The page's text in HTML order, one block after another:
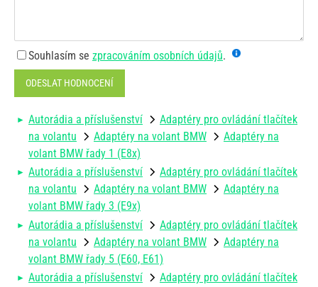
Souhlasím se zpracováním osobních údajů.
ODESLAT HODNOCENÍ
Autorádia a příslušenství
Adaptéry pro ovládání tlačítek
na volantu
Adaptéry na volant BMW
Adaptéry na
volant BMW řady 1 (E8x)
Autorádia a příslušenství
Adaptéry pro ovládání tlačítek
na volantu
Adaptéry na volant BMW
Adaptéry na
volant BMW řady 3 (E9x)
Autorádia a příslušenství
Adaptéry pro ovládání tlačítek
na volantu
Adaptéry na volant BMW
Adaptéry na
volant BMW řady 5 (E60, E61)
Autorádia a příslušenství
Adaptéry pro ovládání tlačítek